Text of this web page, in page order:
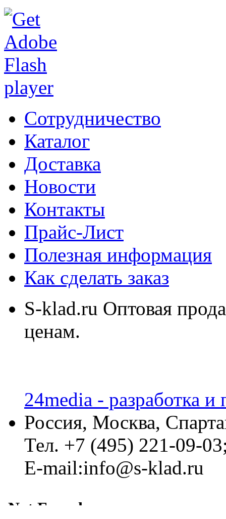
Сотрудничество
Каталог
Доставка
Новости
Контакты
Прайс-Лист
Полезная информация
Как сделать заказ
S-klad.ru Оптовая
ценам.
24media - разработка
Россия, Москва,
Тел. +7 (495) 221-09-
E-mail:info@s-klad.ru